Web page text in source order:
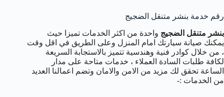
رقم خدمة بنشر متنقل الضجيج
بنشر متنقل الضجيج واحدة من اكثر الخدمات تميزا حيث
يمكنك صيانة سيارتك امام المنزل وعلى الطريق في اقل وقت
، من خلال كوادر فنية وهندسية تتميز بالاستجابة السريعة
لكافة طلبات السادة العملاء ، خدمات متاحة على مدار
الساعة تحقق لك مزيد من الامن والامان وتضم اعمالنا العديد
من الخدمات :-